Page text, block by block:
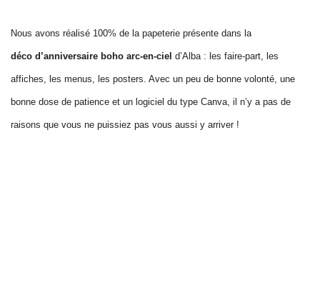
Nous avons réalisé 100% de la papeterie présente dans la
déco d’anniversaire boho arc-en-ciel d’Alba : les faire-part, les
affiches, les menus, les posters. Avec un peu de bonne volonté, une
bonne dose de patience et un logiciel du type Canva, il n’y a pas de
raisons que vous ne puissiez pas vous aussi y arriver !